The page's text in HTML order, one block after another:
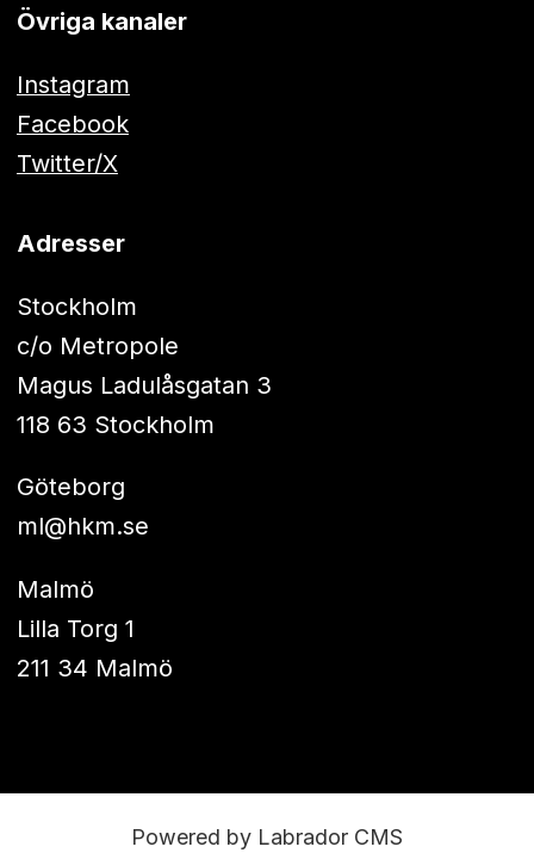
Övriga kanaler
Instagram
Facebook
Twitter/X
Adresser
Stockholm
c/o Metropole
Magus Ladulåsgatan 3
118 63 Stockholm
Göteborg
ml@hkm.se
Malmö
Lilla Torg 1
211 34 Malmö
Powered by Labrador CMS